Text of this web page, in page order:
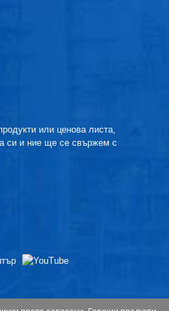
или ценова листа,
си и ние ще се свържем с